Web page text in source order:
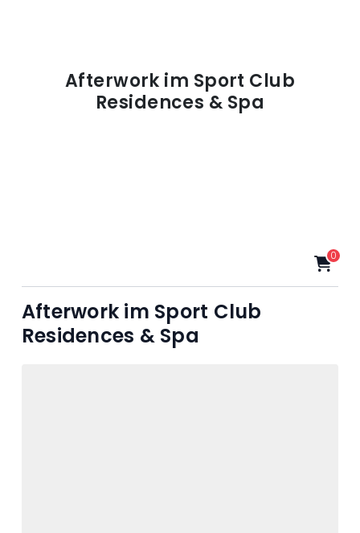
Afterwork im Sport Club
Residences & Spa
0
Afterwork im Sport Club
Residences & Spa